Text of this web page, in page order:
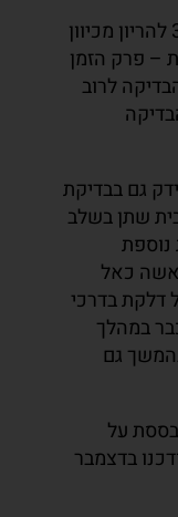
את הבדיקה נהוג לקחת בשבוע 36-37 להריון מכיוון
תקפות ל-5 שבועות – פרק הזמן
לרוב
הבדיקה
גם בבדיקת
שתן בשלב
נוספת
כאל
דלקת בדרכי
במהלך
גם
על
בדצמבר